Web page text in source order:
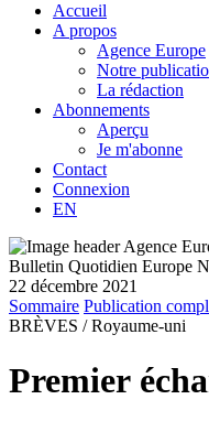
Accueil
A propos
Agence Europe
Notre
La rédaction
Abonnements
Aperçu
Je m'abonne
Contact
Connexion
EN
Bulletin Quotidien Europe
22 décembre 2021
Sommaire Publication
BRÈVES / Royaume-uni
Premier